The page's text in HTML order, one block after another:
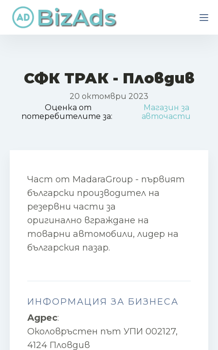
BizAds
СФК ТРАК - Пловдив
20 октомври 2023
Оценка от
потеребителите за:
Магазин за
авточасти
Част от MadaraGroup - първият
български производител на
резервни части за
оригинално вграждане на
товарни автомобили, лидер на
българския пазар.
ИНФОРМАЦИЯ ЗА БИЗНЕСА
Адрес:
Околовръстен път УПИ 002127,
4124 Пловдив